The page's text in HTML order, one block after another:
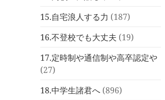
15.自宅浪人する力 (187)
16.不登校でも大丈夫 (19)
17.定時制や通信制や高卒認定や
(27)
18.中学生諸君へ (896)